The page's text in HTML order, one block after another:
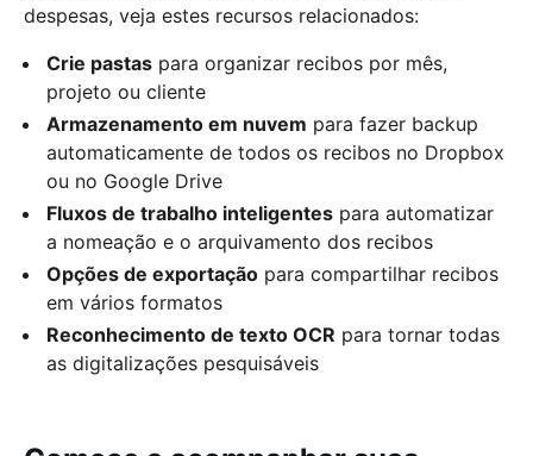
despesas, veja estes recursos relacionados:
Crie pastas para organizar recibos por mês,
projeto ou cliente
Armazenamento em nuvem para fazer backup
automaticamente de todos os recibos no Dropbox
ou no Google Drive
Fluxos de trabalho inteligentes para automatizar
a nomeação e o arquivamento dos recibos
Opções de exportação para compartilhar recibos
em vários formatos
Reconhecimento de texto OCR para tornar todas
as digitalizações pesquisáveis